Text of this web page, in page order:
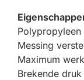
Polypropyleen
Messing
Maximum
Brekende